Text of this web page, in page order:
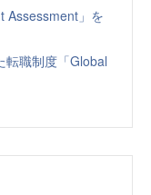
Assessment」を
転職制度「Global